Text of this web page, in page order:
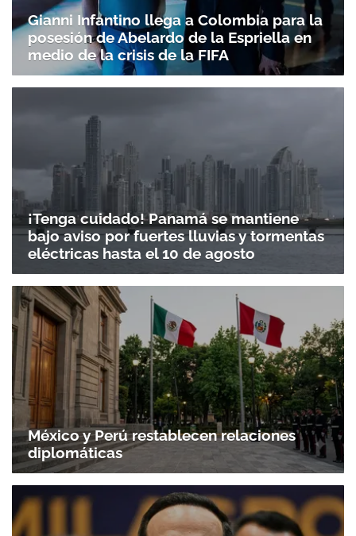
Gianni Infantino llega a Colombia para la
posesión de Abelardo de la Espriella en
medio de la crisis de la FIFA
¡Tenga cuidado! Panamá se mantiene
bajo aviso por fuertes lluvias y tormentas
eléctricas hasta el 10 de agosto
México y Perú restablecen relaciones
diplomáticas